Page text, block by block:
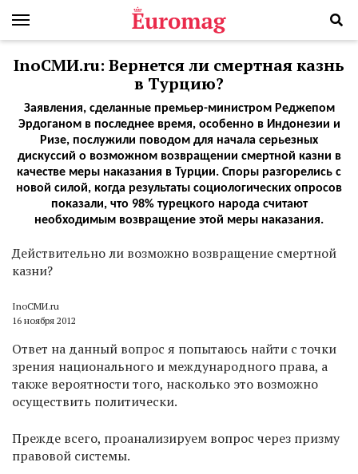
InoСМИ.ru: Вернется ли смертная казнь
в Турцию?
Заявления, сделанные премьер-министром Реджепом
Эрдоганом в последнее время, особенно в Индонезии и
Ризе, послужили поводом для начала серьезных
дискуссий о возможном возвращении смертной казни в
качестве меры наказания в Турции. Споры разгорелись с
новой силой, когда результаты социологических опросов
показали, что 98% турецкого народа считают
необходимым возвращение этой меры наказания.
Действительно ли возможно возвращение смертной
казни?
InoСМИ.ru
16 ноября 2012
Ответ на данный вопрос я попытаюсь найти с точки
зрения национального и международного права, а
также вероятности того, насколько это возможно
осуществить политически.
Прежде всего, проанализируем вопрос через призму
правовой системы.